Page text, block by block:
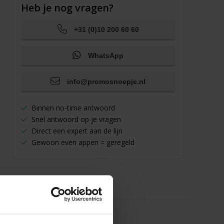
Heb je nog vragen?
+31 (0)10 200 60 60
WhatsApp
info@promosnoepje.nl
Binnen no-time antwoord
Snel antwoord op je vragen
Direct een expert aan de lijn
Gewoon even appen = geregeld